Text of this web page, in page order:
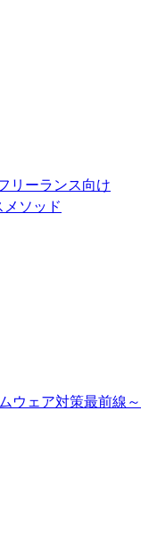
リーランス向け
メソッド
ウェア対策最前線～